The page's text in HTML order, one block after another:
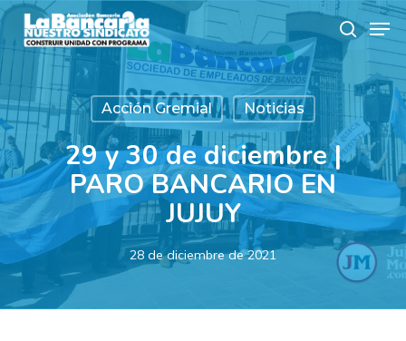
Skip
main
content
search
Acción Gremial Noticias
29 y 30 de diciembre |
PARO BANCARIO EN
JUJUY
28 de diciembre de 2021